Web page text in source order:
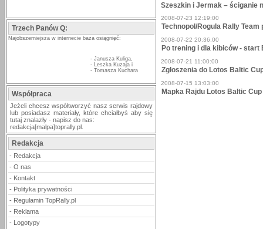
Trzech Panów Q:
Najobszerniejsza w internecie baza osiągnięć:
- Janusza Kuliga,
- Leszka Kuzaja i
- Tomasza Kuchara
Współpraca
Jeżeli chcesz współtworzyć nasz serwis rajdowy
lub posiadasz materiały, które chciałbyś aby się
tutaj znalazły - napisz do nas:
redakcja[malpa]toprally.pl.
Redakcja
- Redakcja
- O nas
- Kontakt
- Polityka prywatności
- Regulamin TopRally.pl
- Reklama
- Logotypy
Szeszkin i Jermak – ściganie
2008-07-23 12:19:00
Technopol/Rogula Rally
2008-07-22 20:36:00
Po trening i dla kibiców - start
2008-07-21 11:00:00
Zgłoszenia do Lotos Baltic
2008-07-15 13:03:00
Mapka Rajdu Lotos Baltic